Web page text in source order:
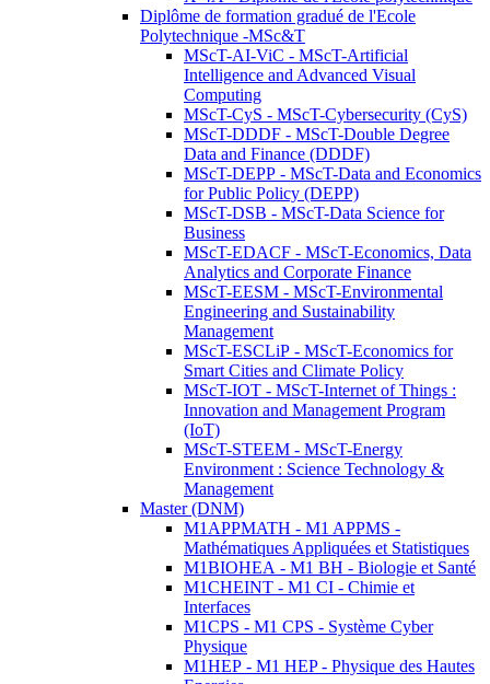
Diplôme de formation gradué de l'Ecole
Polytechnique -MSc&T
MScT-AI-ViC - MScT-Artificial
Intelligence and Advanced Visual
Computing
MScT-CyS - MScT-Cybersecurity (CyS)
MScT-DDDF - MScT-Double Degree
Data and Finance (DDDF)
MScT-DEPP - MScT-Data and Economics
for Public Policy (DEPP)
MScT-DSB - MScT-Data Science for
Business
MScT-EDACF - MScT-Economics, Data
Analytics and Corporate Finance
MScT-EESM - MScT-Environmental
Engineering and Sustainability
Management
MScT-ESCLiP - MScT-Economics for
Smart Cities and Climate Policy
MScT-IOT - MScT-Internet of Things :
Innovation and Management Program
(IoT)
MScT-STEEM - MScT-Energy
Environment : Science Technology &
Management
Master (DNM)
M1APPMATH - M1 APPMS -
Mathématiques Appliquées et Statistiques
M1BIOHEA - M1 BH - Biologie et Santé
M1CHEINT - M1 CI - Chimie et
Interfaces
M1CPS - M1 CPS - Système Cyber
Physique
M1HEP - M1 HEP - Physique des Hautes